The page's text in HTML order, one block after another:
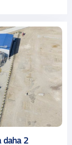
daha 2